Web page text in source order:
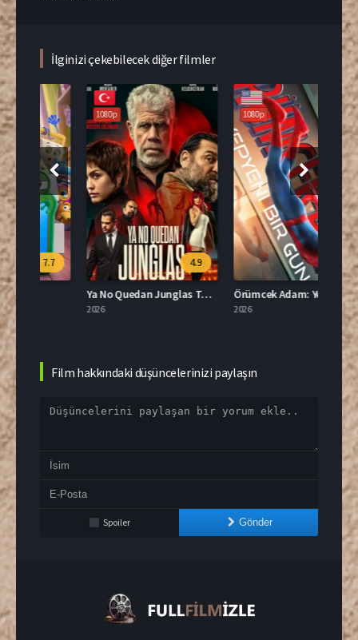
İlginizi çekebilecek diğer filmler
1080p
4.9
Ya No Quedan Junglas Türkçe Dublaj İzle
1080p
Örümcek Adam: Yepyeni Bir Gün Türkçe Dublaj İzle
2026
Film hakkındaki düşüncelerinizi paylaşın
Spoiler Gönder